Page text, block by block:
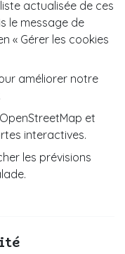
actualisée de ces
le message de
« Gérer les cookies
améliorer notre
et
interactives.
les prévisions